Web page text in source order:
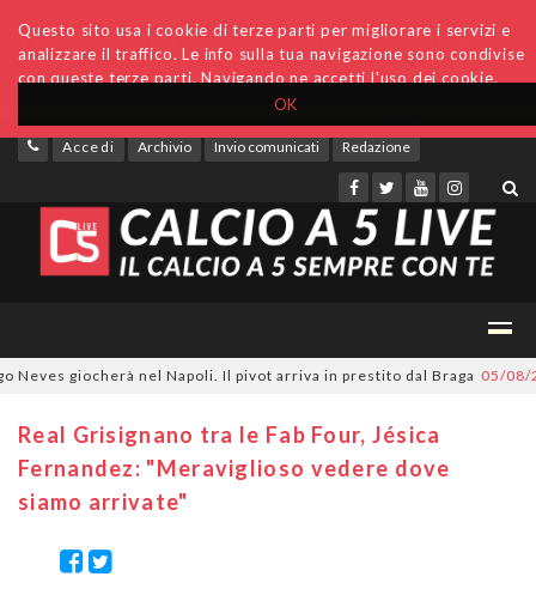
OK
Questo sito usa i cookie di terze parti per migliorare i servizi e
analizzare il traffico. Le info sulla tua navigazione sono condivise
con queste terze parti. Navigando ne accetti l'uso dei cookie.
Accedi Archivio Invio comunicati Redazione
giocherà nel Napoli. Il pivot arriva in prestito dal Braga 05/08/2026
Real Grisignano tra le Fab Four, Jésica
Fernandez: "Meraviglioso vedere dove
siamo arrivate"